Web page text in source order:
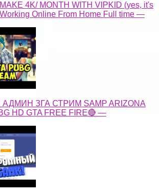
4K/ MONTH WITH VIPKID (yes, it's
Online From Home Full time —
ЗГА СТРИМ SAMP ARIZONA
HD GTA FREE FIRE🔴 —